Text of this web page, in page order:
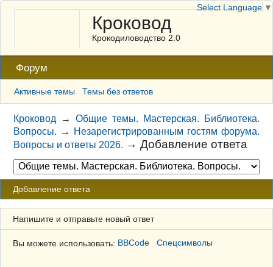
Кроковод
Крокодиловодство 2.0
Форум
Активные темы Темы без ответов
Кроковод →Общие темы. Мастерская. Библиотека.
Вопросы. →
Незарегистрированным гостям форума.
Вопросы и ответы 2026. →Добавление ответа
Добавление ответа
Напишите и отправьте новый ответ
Вы можете использовать: BBCode Спецсимволы
Select Language ▼